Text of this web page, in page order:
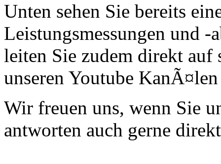
Unten sehen Sie bereits
Leistungsmessungen und -
leiten Sie zudem direkt auf
unseren Youtube
Wir freuen uns, wenn Sie
antworten auch gerne